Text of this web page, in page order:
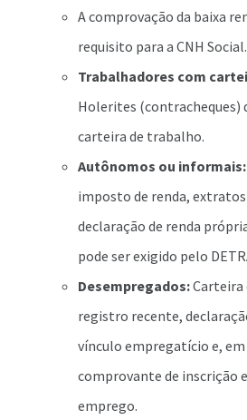
A comprovação da baixa
requisito para a CNH Social.
Trabalhadores com
Holerites (contracheques)
carteira de trabalho.
Autônomos ou informais:
imposto de renda,
declaração de renda
pode ser exigido pelo
Desempregados:Carteira
registro recente,
vínculo empregatício e, em
comprovante de inscrição
emprego.